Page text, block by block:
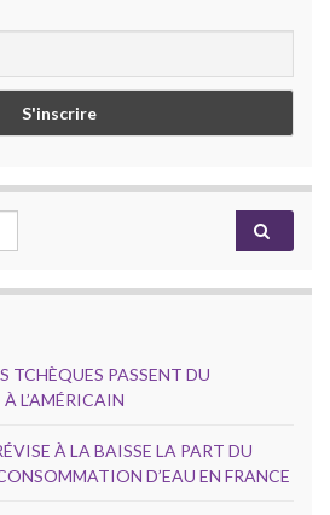
TCHÈQUES PASSENT DU
L’AMÉRICAIN
À LA BAISSE LA PART DU
D’EAU EN FRANCE